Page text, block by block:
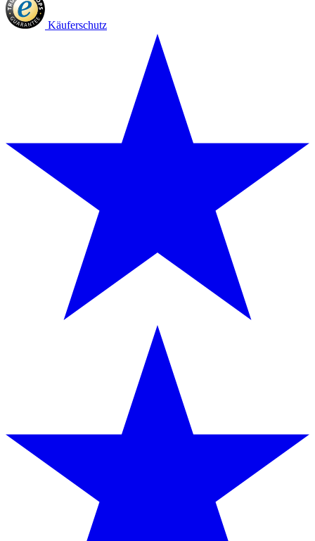
Käuferschutz